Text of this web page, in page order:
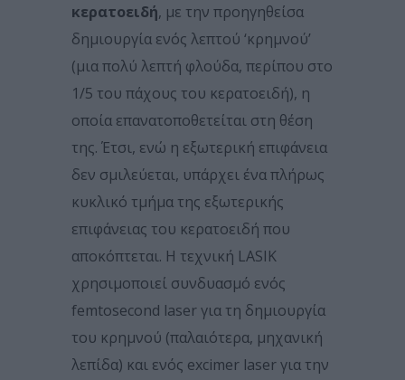
κερατοειδή, με την προηγηθείσα
δημιουργία ενός λεπτού ‘κρημνού’
(μια πολύ λεπτή φλούδα, περίπου στο
1/5 του πάχους του κερατοειδή), η
οποία επανατοποθετείται στη θέση
της. Έτσι, ενώ η εξωτερική επιφάνεια
δεν σμιλεύεται, υπάρχει ένα πλήρως
κυκλικό τμήμα της εξωτερικής
επιφάνειας του κερατοειδή που
αποκόπτεται. Η τεχνική LASIK
χρησιμοποιεί συνδυασμό ενός
femtosecond laser για τη δημιουργία
του κρημνού (παλαιότερα, μηχανική
λεπίδα) και ενός excimer laser για την